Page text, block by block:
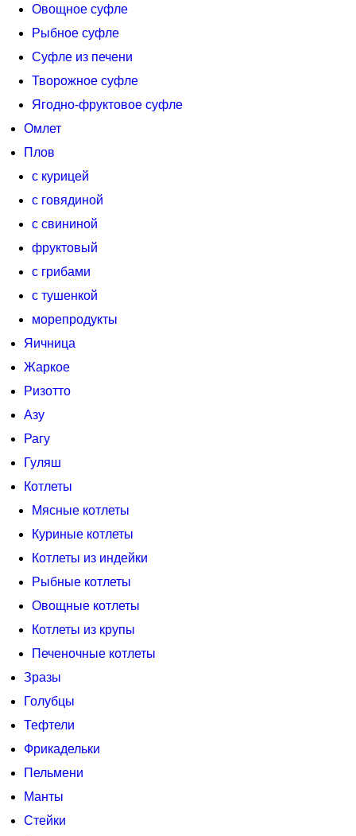
Овощное суфле
Рыбное суфле
Суфле из печени
Творожное суфле
Ягодно-фруктовое суфле
Омлет
Плов
с курицей
с говядиной
с свининой
фруктовый
с грибами
с тушенкой
морепродукты
Яичница
Жаркое
Ризотто
Азу
Рагу
Гуляш
Котлеты
Мясные котлеты
Куриные котлеты
Котлеты из индейки
Рыбные котлеты
Овощные котлеты
Котлеты из крупы
Печеночные котлеты
Зразы
Голубцы
Тефтели
Фрикадельки
Пельмени
Манты
Стейки